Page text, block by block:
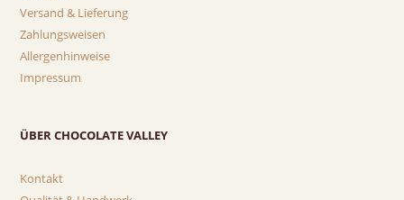
Versand & Lieferung
Zahlungsweisen
Allergenhinweise
Impressum
ÜBER CHOCOLATE VALLEY
Kontakt